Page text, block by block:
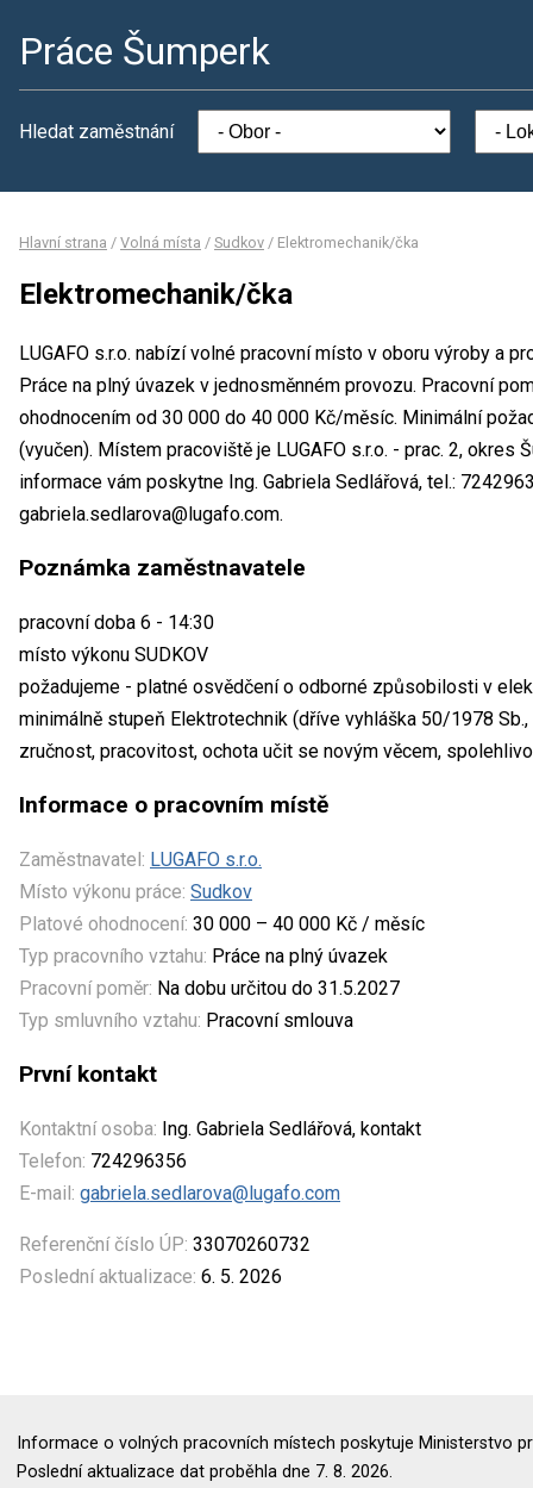
Práce Šumperk
Hledat zaměstnání
Hlavní strana / Volná místa / Sudkov / Elektromechanik/čka
Elektromechanik/čka
LUGAFO s.r.o. nabízí volné pracovní místo v oboru výroby a
Práce na plný úvazek v jednosměnném provozu. Pracovní
ohodnocením od 30 000 do 40 000 Kč/měsíc. Minimální
(vyučen). Místem pracoviště je LUGAFO s.r.o. - prac. 2, okres
informace vám poskytne Ing. Gabriela Sedlářová, tel.:
gabriela.sedlarova@lugafo.com.
Poznámka zaměstnavatele
pracovní doba 6 - 14:30
místo výkonu SUDKOV
požadujeme - platné osvědčení o odborné způsobilosti v
minimálně stupeň Elektrotechnik (dříve vyhláška 50/1978
zručnost, pracovitost, ochota učit se novým věcem,
Informace o pracovním místě
Zaměstnavatel: LUGAFO s.r.o.
Místo výkonu práce: Sudkov
Platové ohodnocení: 30 000 – 40 000 Kč / měsíc
Typ pracovního vztahu: Práce na plný úvazek
Pracovní poměr: Na dobu určitou do 31.5.2027
Typ smluvního vztahu: Pracovní smlouva
První kontakt
Kontaktní osoba: Ing. Gabriela Sedlářová, kontakt
Telefon: 724296356
E-mail: gabriela.sedlarova@lugafo.com
Referenční číslo ÚP: 33070260732
Poslední aktualizace: 6. 5. 2026
Informace o volných pracovních místech poskytuje Ministerstvo
Poslední aktualizace dat proběhla dne 7. 8. 2026.